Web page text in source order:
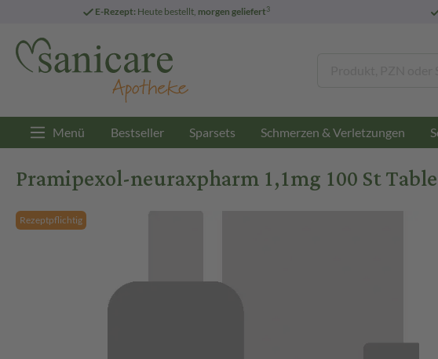
E-Rezept: Heute bestellt, morgen geliefert3
Menü Bestseller Sparsets Schmerzen & Verletzungen
Pramipexol-neuraxpharm 1,1mg 100 St
Rezeptpflichtig